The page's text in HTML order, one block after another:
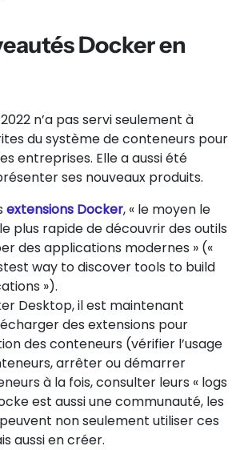
Docker en
n’a pas servi seulement à
du système de conteneurs pour
entreprises. Elle a aussi été
ses nouveaux produits.
extensions Docker, « le moyen le
plus rapide de découvrir des outils
des applications modernes » («
way to discover tools to build
»).
Desktop, il est maintenant
des extensions pour
des conteneurs (vérifier l’usage
arrêter ou démarrer
à la fois, consulter leurs « logs
est aussi une communauté, les
non seulement utiliser ces
aussi en créer.